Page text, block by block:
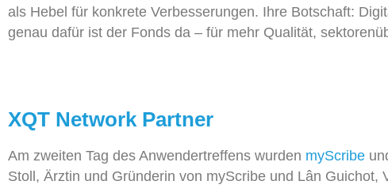
als Hebel für konkrete Verbesserungen. Ihre Botschaft:
genau dafür ist der Fonds da – für mehr Qualität,
XQT Network Partner
Am zweiten Tag des Anwendertreffens wurden myScribe
Stoll, Ärztin und Gründerin von myScribe und Lân